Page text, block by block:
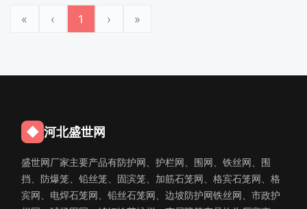
« ‹ 1 › »
◆ 河北盛世网
盛世网厂家主要产品有防护网、护栏网、围网、铁丝网、围
挡、防爆笼、铅丝笼、固滨笼、加筋石笼网、格宾石笼网、格
宾网、电焊石笼网、铅丝石笼网、边坡防护网铁丝网、市政护